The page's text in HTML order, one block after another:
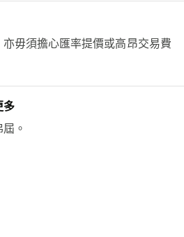
毋須擔心匯率提價或高昂交易費
多
。